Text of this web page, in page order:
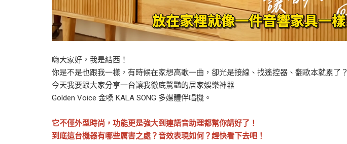
嗨大家好，我是結西！
你是不是也跟我一樣，有時候在家想高歌一曲，卻光是接線、找遙控器、翻歌本就累了？
今天我要跟大家分享一台讓我徹底驚豔的居家娛樂神器
Golden Voice 金嗓 KALA SONG 多媒體伴唱機。
它不僅外型時尚，功能更是強大到連語音助理都幫你請好了！
到底這台機器有哪些厲害之處？音效表現如何？趕快看下去吧！